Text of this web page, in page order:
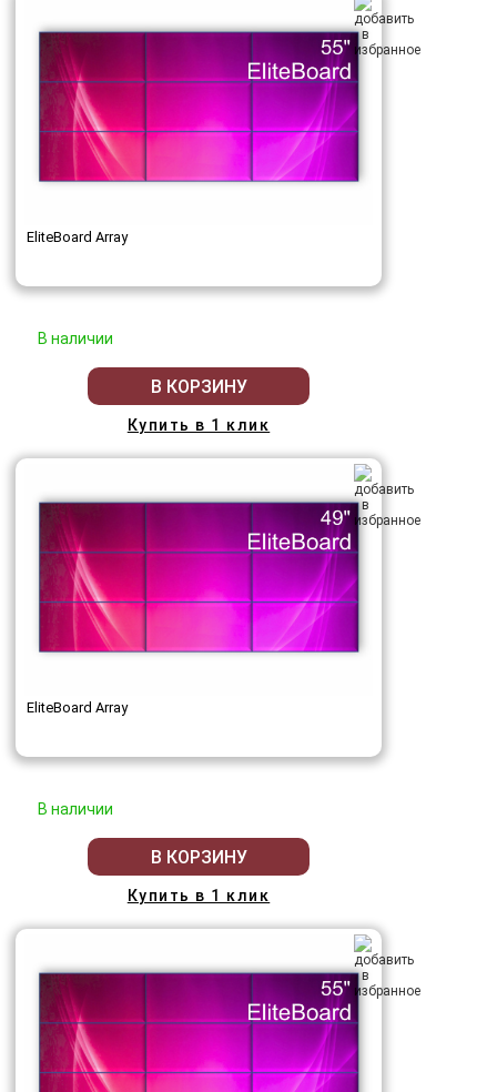
EliteBoard Array
В наличии
В КОРЗИНУ
Купить в 1 клик
EliteBoard Array
В наличии
В КОРЗИНУ
Купить в 1 клик